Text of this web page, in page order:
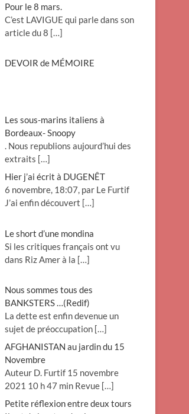
Pour le 8 mars.
C’est LAVIGUE qui parle dans son
article du 8 […]
DEVOIR de MÉMOIRE
Les sous-marins italiens à
Bordeaux- Snoopy
. Nous republions aujourd’hui des
extraits […]
Hier j’ai écrit à DUGENÊT
6 novembre, 18:07, par Le Furtif
J’ai enfin découvert […]
Le short d’une mondina
Si les critiques français ont vu
dans Riz Amer à la […]
Nous sommes tous des
BANKSTERS …(Redif)
La dette est enfin devenue un
sujet de préoccupation […]
AFGHANISTAN au jardin du 15
Novembre
Auteur D. Furtif 15 novembre
2021 10 h 47 min Revue […]
Petite réflexion entre deux tours